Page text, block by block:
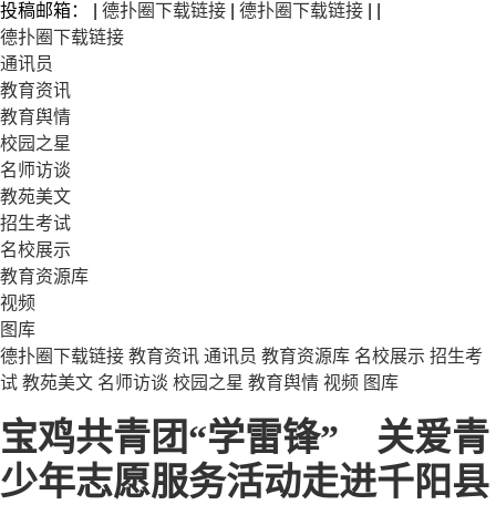
投稿邮箱： | 德扑圈下载链接 德扑圈下载链接
德扑圈下载链接
通讯员
教育资讯
教育舆情
校园之星
名师访谈
教苑美文
招生考试
名校展示
教育资源库
视频
图库
德扑圈下载链接 教育资讯 通讯员 教育资源库 名校展示 招生考
试 教苑美文 名师访谈 校园之星 教育舆情 视频 图库
宝鸡共青团“学雷锋” 关爱青
少年志愿服务活动走进千阳县